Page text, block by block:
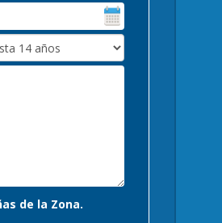
de la Zona.